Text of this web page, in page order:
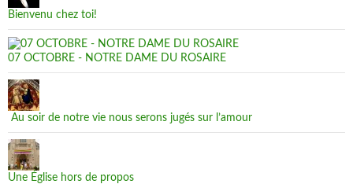
Bienvenu chez toi!
07 OCTOBRE - NOTRE DAME DU ROSAIRE
Au soir de notre vie nous serons jugés sur l’amour
Une Église hors de propos